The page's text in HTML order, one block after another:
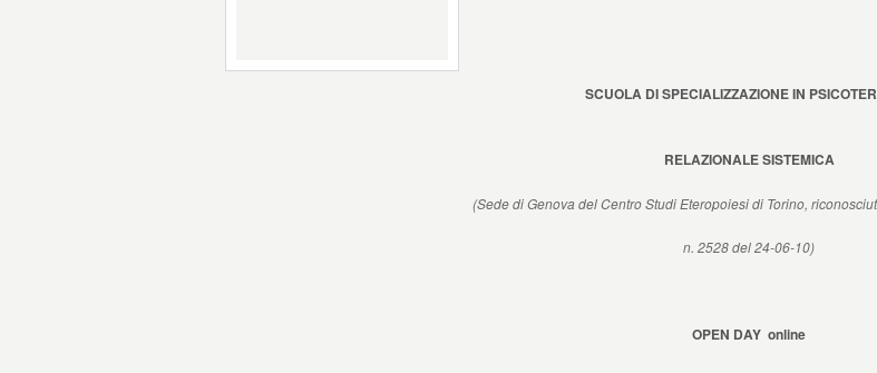
SCUOLA DI SPECIALIZZAZIONE IN
RELAZIONALE SISTEMICA
(Sede di Genova del Centro Studi Eteropoiesi di Torino,
n. 2528 del 24-06-10)
OPEN DAY online